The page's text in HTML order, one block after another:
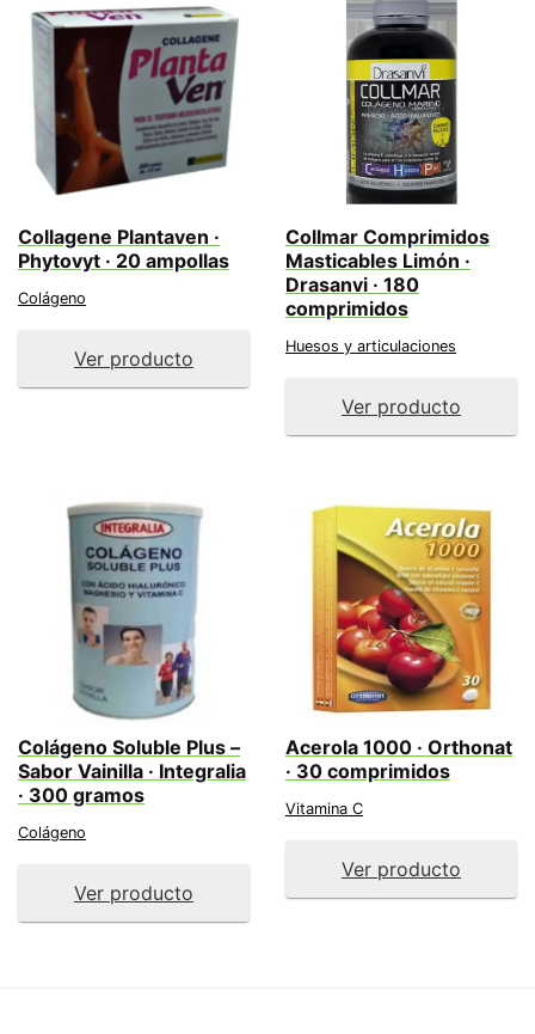
Collagene Plantaven ·
Phytovyt · 20 ampollas
Colágeno
Ver producto
Collmar Comprimidos
Masticables Limón ·
Drasanvi · 180
comprimidos
Huesos y articulaciones
Ver producto
Colágeno Soluble Plus –
Sabor Vainilla · Integralia
· 300 gramos
Colágeno
Ver producto
Acerola 1000 · Orthonat
· 30 comprimidos
Vitamina C
Ver producto